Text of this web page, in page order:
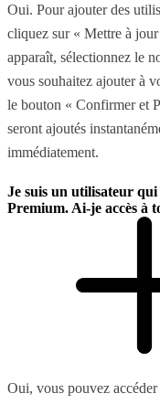
Oui. Pour ajouter des
cliquez sur « Mettre à
apparaît, sélectionnez le
vous souhaitez ajouter à
le bouton « Confirmer et
seront ajoutés
immédiatement.
Je suis un utilisateur qui
Premium. Ai-je accès à
Oui, vous pouvez